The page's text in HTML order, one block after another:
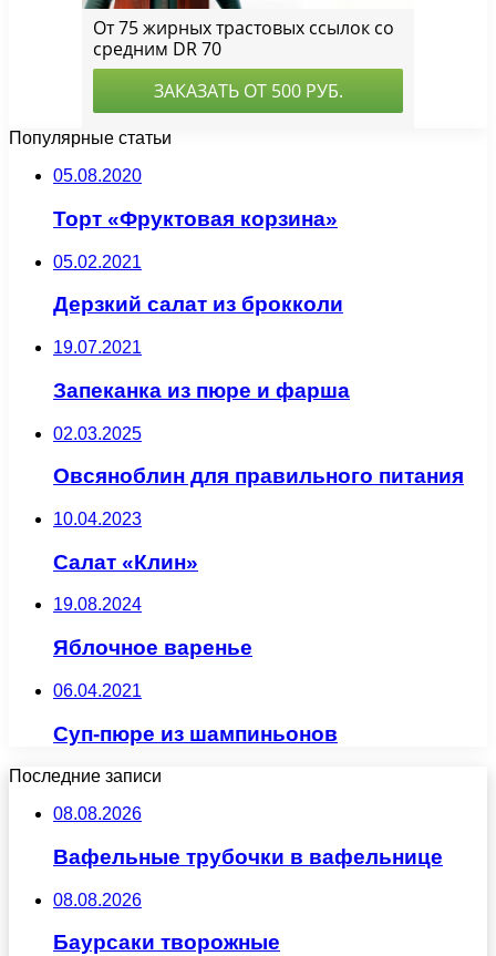
Популярные статьи
05.08.2020
Торт «Фруктовая корзина»
05.02.2021
Дерзкий салат из брокколи
19.07.2021
Запеканка из пюре и фарша
02.03.2025
Овсяноблин для правильного питания
10.04.2023
Салат «Клин»
19.08.2024
Яблочное варенье
06.04.2021
Суп-пюре из шампиньонов
Последние записи
08.08.2026
Вафельные трубочки в вафельнице
08.08.2026
Баурсаки творожные